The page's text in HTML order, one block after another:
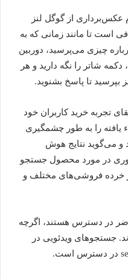
عکس‌برداری از گوگل لنز
است تا مانند زمانی که به
چیزی می‌پرسید، دوربین
شاتر را نگه دارید و هر
بپرسید تا پاسخ بشنوید.
تجربه خرید کاربران خود
را به طور چشمگیری
و می‌گوید نتایج هوش
در مورد محصول جستجو
خرده فروشی‌های مختلف و
در دسترس هستند، اگرچه
جستجوهای ویدئویی در